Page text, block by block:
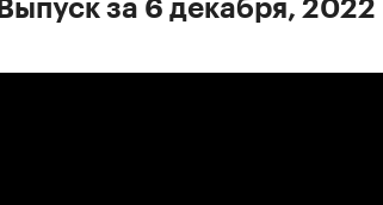
Выпуск за 6 декабря, 2022